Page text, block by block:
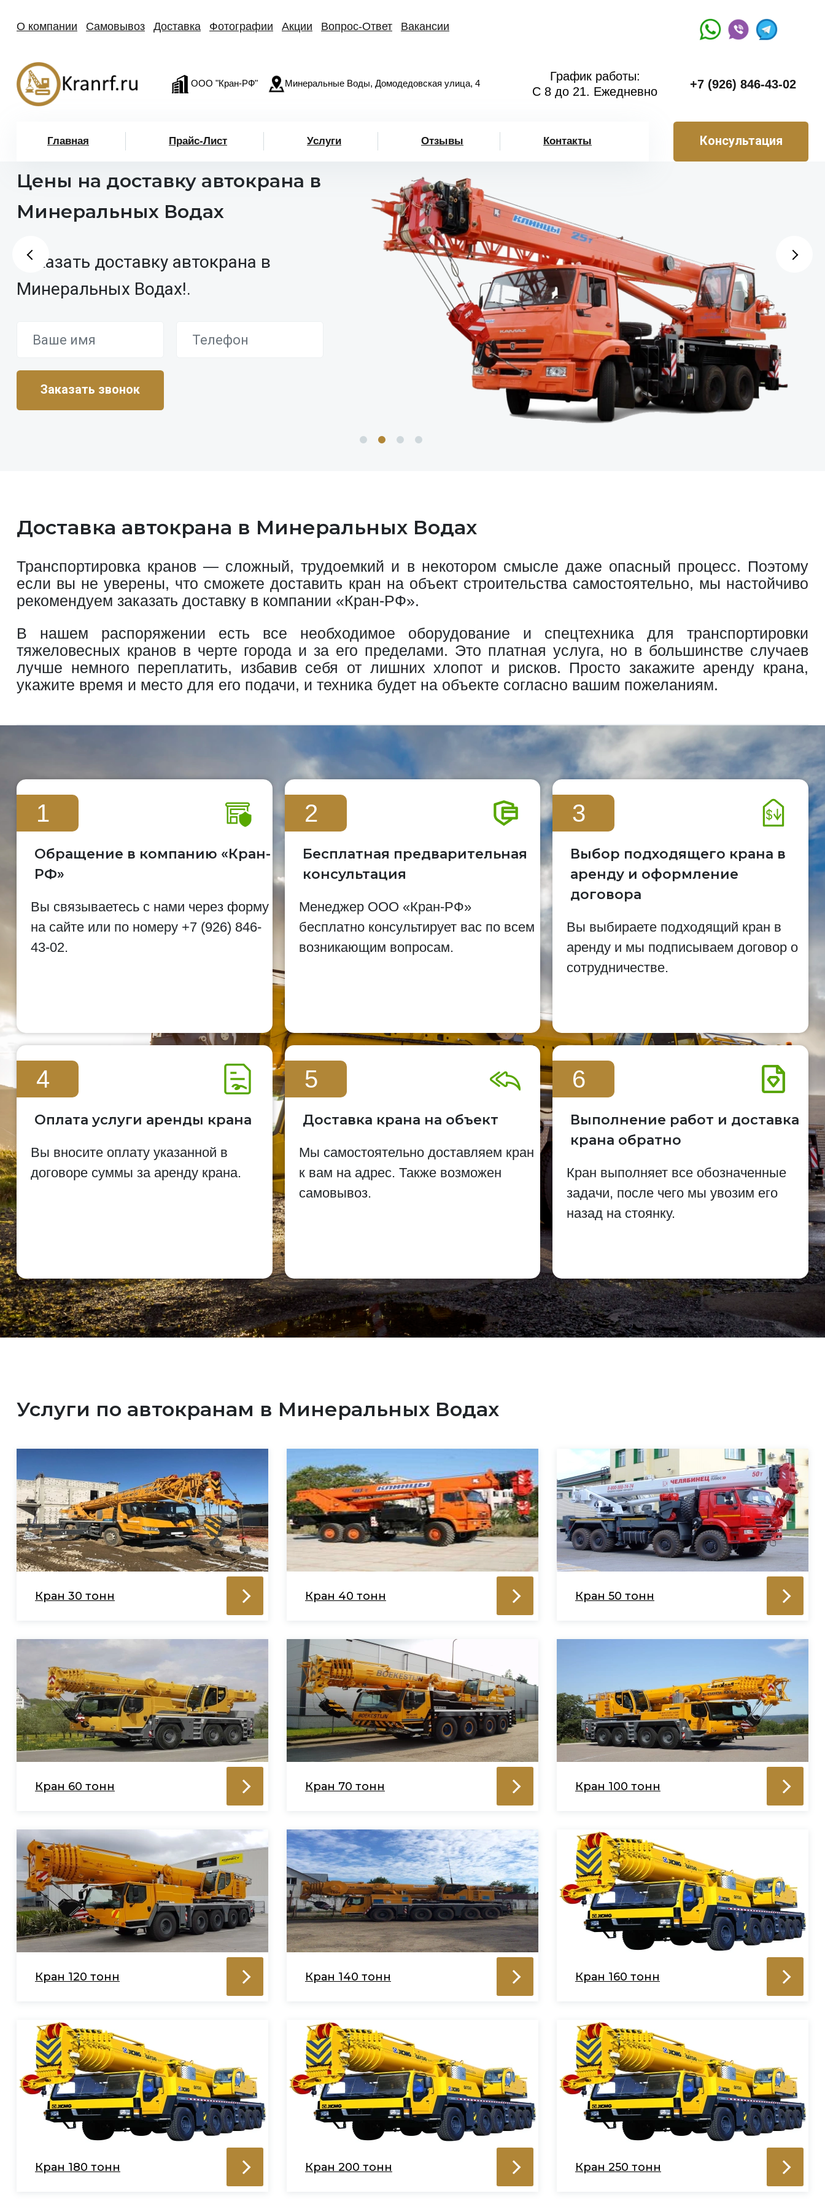
О компании Самовывоз Доставка Фотографии Акции Вопрос-Ответ Вакансии
ООО "Кран-РФ" Минеральные Воды, Домодедовская улица, 4
График работы:
С 8 до 21. Ежедневно
+7 (926) 846-43-02
Главная Прайс-Лист Услуги Отзывы Контакты Консультация
Цены на доставку автокрана в
Минеральных Водах
Заказать доставку автокрана в
Минеральных Водах!.
Доставка автокрана в Минеральных Водах
Транспортировка кранов — сложный, трудоемкий и в некотором смысле даже опасный процесс. Поэтому
если вы не уверены, что сможете доставить кран на объект строительства самостоятельно, мы настойчиво
рекомендуем заказать доставку в компании «Кран-РФ».
В нашем распоряжении есть все необходимое оборудование и спецтехника для транспортировки
тяжеловесных кранов в черте города и за его пределами. Это платная услуга, но в большинстве случаев
лучше немного переплатить, избавив себя от лишних хлопот и рисков. Просто закажите аренду крана,
укажите время и место для его подачи, и техника будет на объекте согласно вашим пожеланиям.
1
Обращение в компанию «Кран-
РФ»
Вы связываетесь с нами через форму
на сайте или по номеру +7 (926) 846-
43-02.
2
Бесплатная предварительная
консультация
Менеджер ООО «Кран-РФ»
бесплатно консультирует вас по всем
возникающим вопросам.
3
Выбор подходящего крана в
аренду и оформление
договора
Вы выбираете подходящий кран в
аренду и мы подписываем договор о
сотрудничестве.
4
Оплата услуги аренды крана
Вы вносите оплату указанной в
договоре суммы за аренду крана.
5
Доставка крана на объект
Мы самостоятельно доставляем кран
к вам на адрес. Также возможен
самовывоз.
6
Выполнение работ и доставка
крана обратно
Кран выполняет все обозначенные
задачи, после чего мы увозим его
назад на стоянку.
Услуги по автокранам в Минеральных Водах
Кран 30 тонн Кран 40 тонн Кран 50 тонн
Кран 60 тонн Кран 70 тонн Кран 100 тонн
Кран 120 тонн Кран 140 тонн Кран 160 тонн
Кран 180 тонн Кран 200 тонн Кран 250 тонн